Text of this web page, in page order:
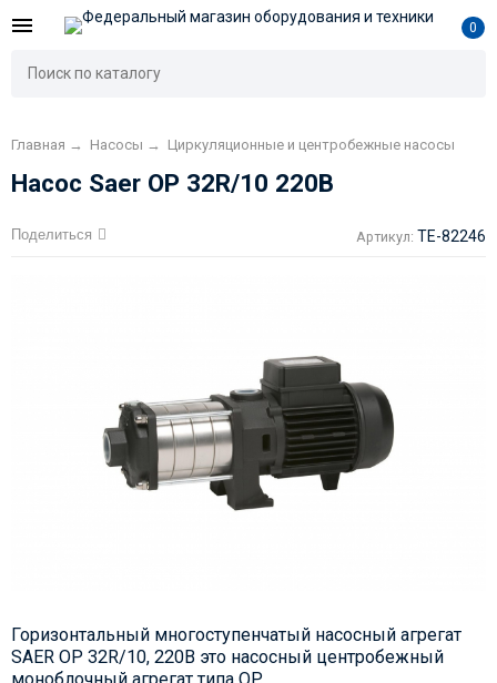
0
Главная → Насосы → Циркуляционные и центробежные насосы
Насос Saer OP 32R/10 220В
Поделиться Артикул: TE-82246
Горизонтальный многоступенчатый насосный агрегат
SAER OP 32R/10, 220В это насосный центробежный